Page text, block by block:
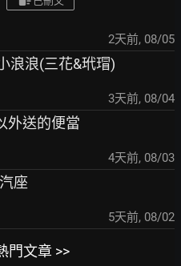
2天前, 08/05
浪浪(三花&玳瑁)
3天前, 08/04
外送的便當
4天前, 08/03
座
5天前, 08/02
門文章 >>